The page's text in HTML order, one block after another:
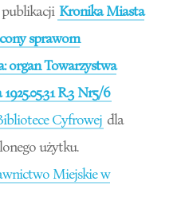
publikacji Kronika Miasta
sprawom
organ Towarzystwa
R.3 Nr5/6
Cyfrowej dla
użytku.
Miejskie w